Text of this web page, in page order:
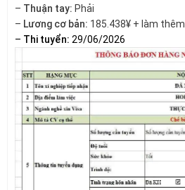
– Thuận tay: Phải
– Lương cơ bản: 185.438¥ + làm thêm
– Thi tuyển: 29/06/2026